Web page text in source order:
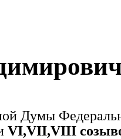
Думы
VI,VII,VIII